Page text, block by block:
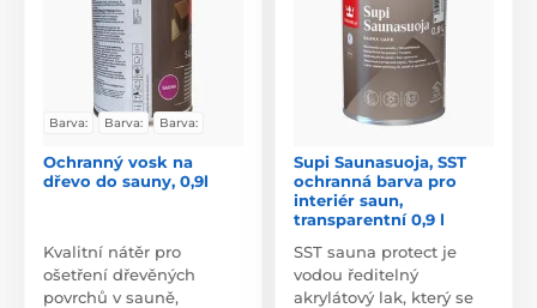
Barva: Barva: Barva:
Ochranný vosk na
dřevo do sauny, 0,9l
Kvalitní nátěr pro
ošetření dřevěných
povrchů v sauně,
Supi Saunasuoja, SST
ochranná barva pro
interiér saun,
transparentní 0,9 l
SST sauna protect je
vodou ředitelný
akrylátový lak, který se